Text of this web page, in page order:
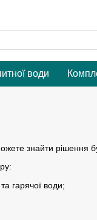
води
знайти рішення
гарячої води;